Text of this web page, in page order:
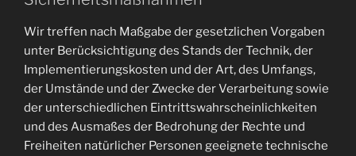
Wir treffen nach Maßgabe der gesetzlichen Vorgaben
unter Berücksichtigung des Stands der Technik, der
Implementierungskosten und der Art, des Umfangs,
der Umstände und der Zwecke der Verarbeitung sowie
der unterschiedlichen Eintrittswahrscheinlichkeiten
und des Ausmaßes der Bedrohung der Rechte und
Freiheiten natürlicher Personen geeignete technische